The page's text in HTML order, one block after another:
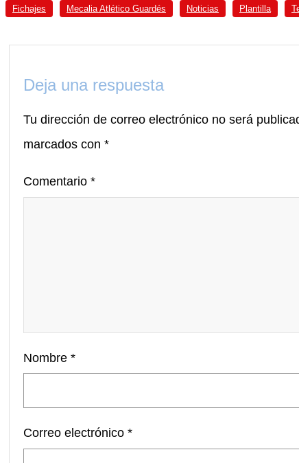
Fichajes Mecalia Atlético Guardés Noticias Plantilla
Deja una respuesta
Tu dirección de correo electrónico no será
marcados con *
Comentario *
Nombre *
Correo electrónico *